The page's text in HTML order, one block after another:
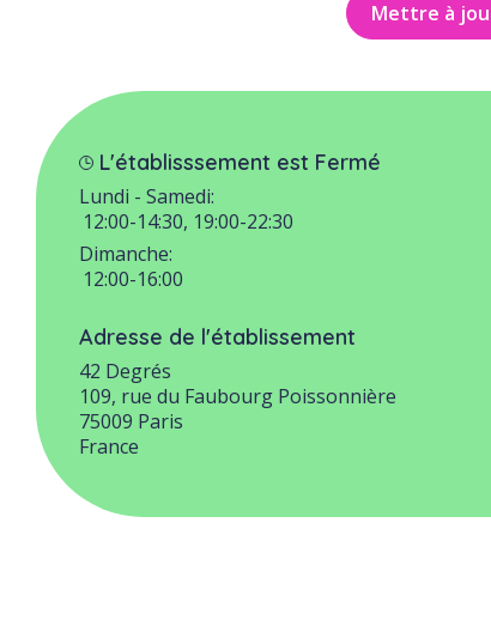
Mettre à
L'établisssement est Fermé
Lundi - Samedi:
12:00-14:30, 19:00-22:30
Dimanche:
12:00-16:00
Adresse de l'établissement
42 Degrés
109, rue du Faubourg Poissonnière
75009 Paris
France